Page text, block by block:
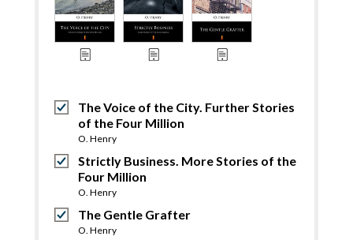
The Voice of the City. Further Stories
of the Four Million
O. Henry
Strictly Business. More Stories of the
Four Million
O. Henry
The Gentle Grafter
O. Henry